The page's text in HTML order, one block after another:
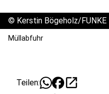
© Kerstin Bögeholz/
Müllabfuhr
Teilen: open_in_new